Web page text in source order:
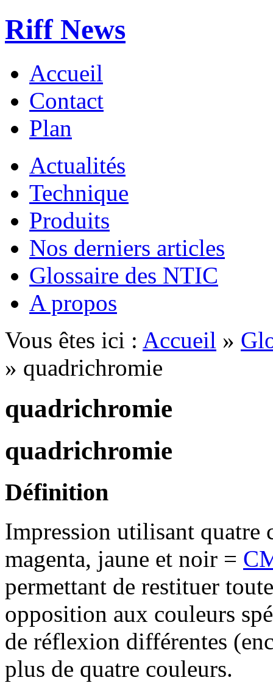
Riff News
Accueil
Contact
Plan
Actualités
Technique
Produits
Nos derniers articles
Glossaire des NTIC
A propos
Vous êtes ici : Accueil »
» quadrichromie
quadrichromie
quadrichromie
Définition
Impression utilisant quatre
magenta, jaune et noir =
permettant de restituer
opposition aux couleurs
de réflexion différentes
plus de quatre couleurs.